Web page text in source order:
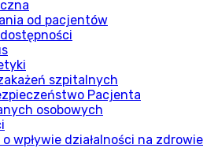
od pacjentów
szpitalnych
Pacjenta
osobowych
wpływie działalności na zdrowie